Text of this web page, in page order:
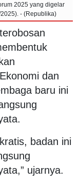
2025 yang digelar
- (Republika)
dan
baru ini
badan ini
ujarnya.